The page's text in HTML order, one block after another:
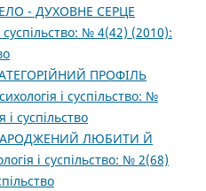
- ДУХОВНЕ СЕРЦЕ
суспільство: № 4(42) (2010):
ПРОФІЛЬ
і суспільство: №
суспільство
ЛЮБИТИ Й
і суспільство: № 2(68)